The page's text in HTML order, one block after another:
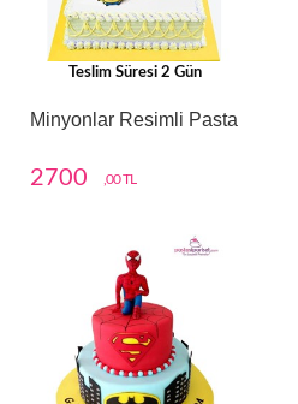
Teslim Süresi 2 Gün
Minyonlar Resimli Pasta
2700 ,00 TL